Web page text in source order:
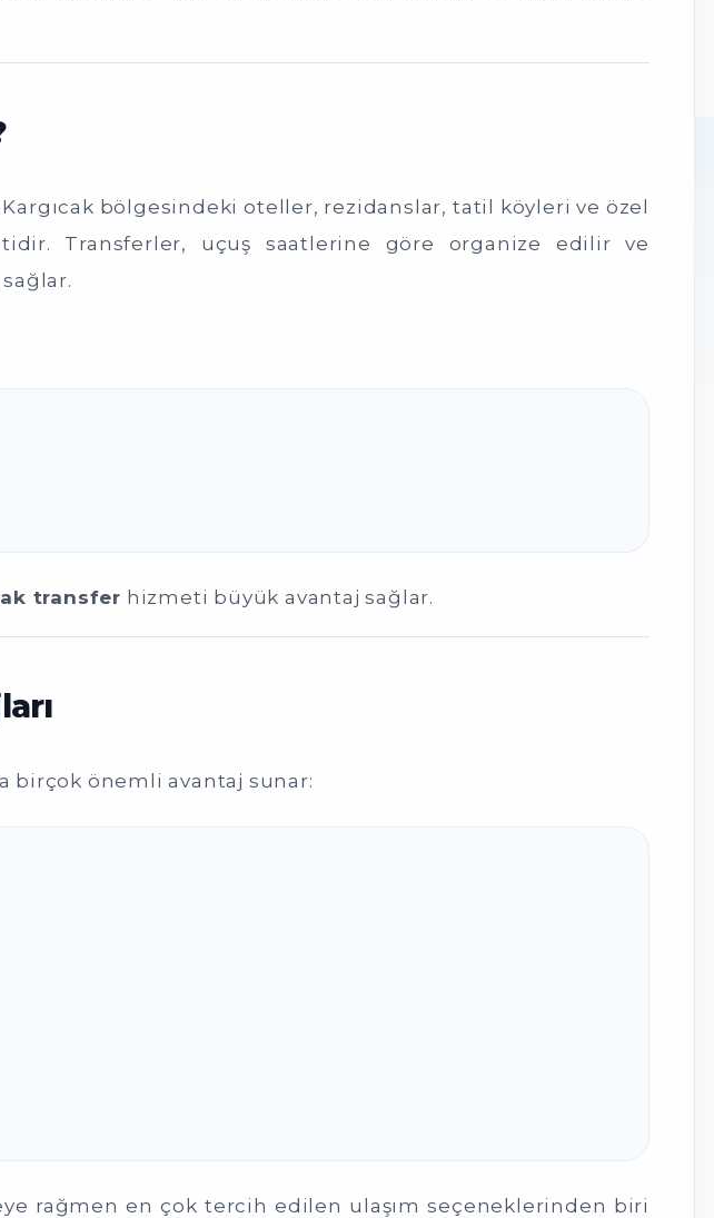
Kargıcak bölgesindeki oteller, rezidanslar, tatil köyleri ve özel
Transferler, uçuş saatlerine göre organize edilir ve
transfer hizmeti büyük avantaj sağlar.
birçok önemli avantaj sunar:
rağmen en çok tercih edilen ulaşım seçeneklerinden biri